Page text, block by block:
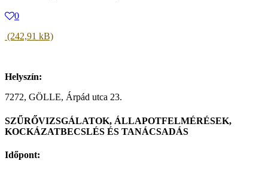
0
Helyszín:
7272, GÖLLE, Árpád utca 23.
SZŰRŐVIZSGÁLATOK, ÁLLAPOTFELMÉRÉSEK,
KOCKÁZATBECSLÉS ÉS TANÁCSADÁS
Időpont: